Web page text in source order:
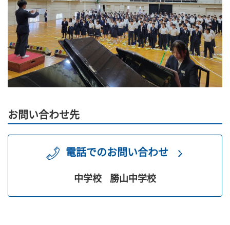
お問い合わせ先
電話でのお問い合わせ
中学校 勝山中学校